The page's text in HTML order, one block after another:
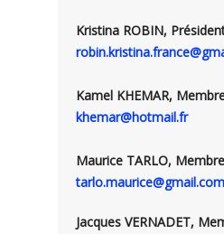
Kristina ROBIN,
Kamel KHEMAR,
khemar@hotmail.fr
Maurice TARLO,
tarlo.maurice@gmail.com
Jacques VERNADET,